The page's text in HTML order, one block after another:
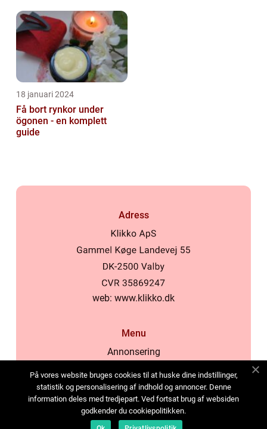
18 januari 2024
Få bort rynkor under
ögonen - en komplett
guide
Adress
web: www.klikko.dk
Menu
Annonsering
Cookies
Kontakta oss
Sitemap
På vores website bruges cookies til at huske dine indstillinger,
statistik og personalisering af indhold og annoncer. Denne
information deles med tredjepart. Ved fortsat brug af websiden
godkender du cookiepolitikken.